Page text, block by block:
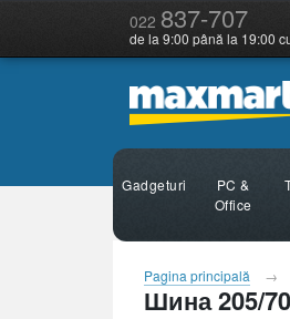
022 837-707
de la 9:00 până la 19:00
Gadgeturi
PC &
Office
Pagina principală
Шина 205/